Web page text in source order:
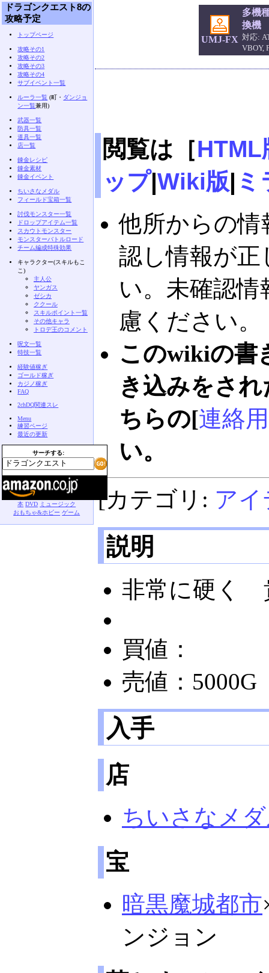
UMJ-FX
多機
換機
対応:
VBOY,
閲覧は［HTML
ップ|Wiki版| ミ
他所からの情
認し情報が
い。未確認
慮ください。
このwikiの書
き込みをさ
ちらの[連絡
い。
[カテゴリ: ア
説明
非常に硬く
買値：
売値：5000G
入手
店
ちいさなメ
宝
暗黒魔城都市
ンジョン
ドラゴンクエスト8の
攻略予定
トップページ
攻略その1
攻略その2
攻略その3
攻略その4
サブイベント一覧
ルーラ一覧 (町・ ダンジョ
ン一覧兼用)
武器一覧
防具一覧
道具一覧
店一覧
錬金レシピ
錬金素材
錬金イベント
ちいさなメダル
フィールド宝箱一覧
討伐モンスター一覧
ドロップアイテム一覧
スカウトモンスター
モンスターバトルロード
チーム編成特殊効果
キャラクター(スキルもこ
こ)
主人公
ヤンガス
ゼシカ
ククール
スキルポイント一覧
その他キャラ
トロデ王のコメント
呪文一覧
特技一覧
経験値稼ぎ
ゴールド稼ぎ
カジノ稼ぎ
FAQ
2chDQ関連スレ
Menu
練習ページ
最近の更新
サーチする:
本 DVD ミュージック
おもちゃ&ホビー ゲーム